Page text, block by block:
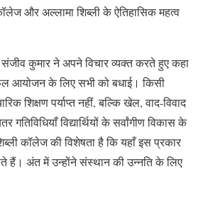
और अल्लामा शिब्ली के ऐतिहासिक महत्व
कुमार ने अपने विचार व्यक्त करते हुए कहा
आयोजन के लिए सभी को बधाई। किसी
शिक्षण पर्याप्त नहीं, बल्कि खेल, वाद-विवाद
विद्यार्थियों के सर्वांगीण विकास के
कॉलेज की विशेषता है कि यहाँ इस प्रकार
हैं। अंत में उन्होंने संस्थान की उन्नति के लिए